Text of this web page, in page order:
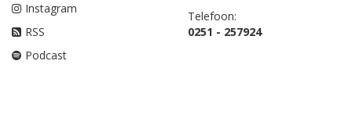
Instagram
RSS
Podcast
Telefoon:
0251 - 257924